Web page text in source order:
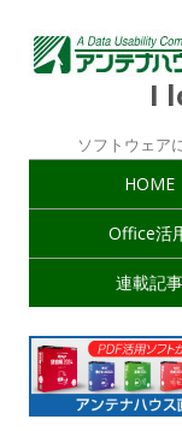
I
ソフトウェア
HOME
Office活
連載記事